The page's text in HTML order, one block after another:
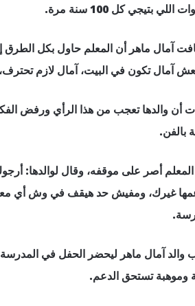
اللي بتيجي كل 100 سنة مرة.
آمال ماهر أن المعلم حاول بكل الطرق
آمال تكون في البيت، آمال لازم
أن والدها تعجب من هذا الرأي ورفض
بالفن.
أصر على موقفه، وقال لوالدها:
غيرك، ومفيش حد هيقف في وش أي
والد آمال ماهر ليحضر الحفل في المدرسة
وموهبة تستحق الدعم.